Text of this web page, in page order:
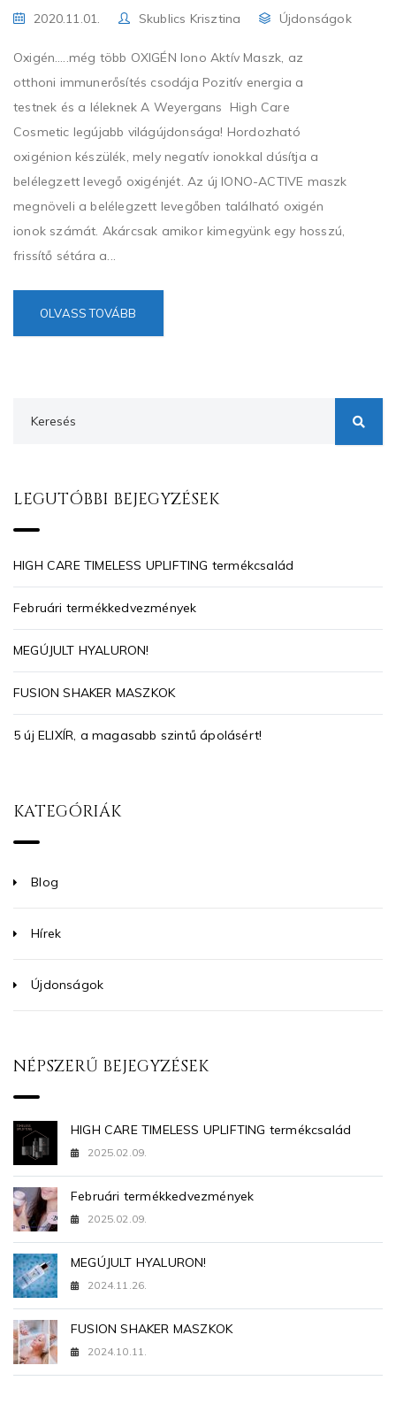
2020.11.01. Skublics Krisztina Újdonságok
Oxigén…..még több OXIGÉN Iono Aktív Maszk, az
otthoni immunerősítés csodája Pozitív energia a
testnek és a léleknek A Weyergans High Care
Cosmetic legújabb világújdonsága! Hordozható
oxigénion készülék, mely negatív ionokkal dúsítja a
belélegzett levegő oxigénjét. Az új IONO-ACTIVE maszk
megnöveli a belélegzett levegőben található oxigén
ionok számát. Akárcsak amikor kimegyünk egy hosszú,
frissítő sétára a...
OLVASS TOVÁBB
LEGUTÓBBI BEJEGYZÉSEK
HIGH CARE TIMELESS UPLIFTING termékcsalád
Februári termékkedvezmények
MEGÚJULT HYALURON!
FUSION SHAKER MASZKOK
5 új ELIXÍR, a magasabb szintű ápolásért!
KATEGÓRIÁK
Blog
Hírek
Újdonságok
NÉPSZERŰ BEJEGYZÉSEK
HIGH CARE TIMELESS UPLIFTING termékcsalád
2025.02.09.
Februári termékkedvezmények
2025.02.09.
MEGÚJULT HYALURON!
2024.11.26.
FUSION SHAKER MASZKOK
2024.10.11.